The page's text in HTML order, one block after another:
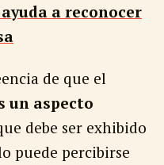
a reconocer
de que el
un aspecto
debe ser exhibido
puede percibirse